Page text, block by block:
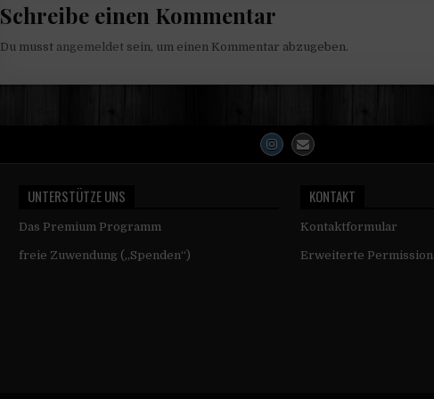
Schreibe einen Kommentar
Du musst angemeldet sein, um einen Kommentar abzugeben.
UNTERSTÜTZE UNS
Das Premium Programm
freie Zuwendung („Spenden“)
KONTAKT
Kontaktformular
Erweiterte